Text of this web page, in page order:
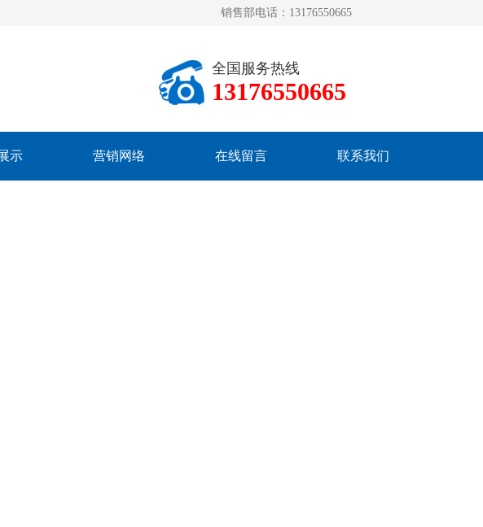
销售部电话：13176550665
全国服务热线
13176550665
示 营销网络 在线留言 联系我们